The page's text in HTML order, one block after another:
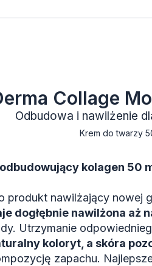
Collage
Odbudowa i nawilżenie
Krem do twarzy
kolagen 50
produkt nawilżający nowej
dogłębnie nawilżona aż
Utrzymanie
koloryt, a skóra
zapachu.